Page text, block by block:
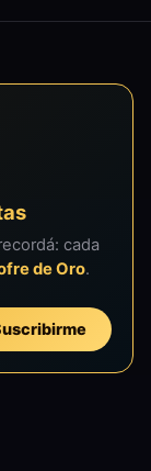
cada
de Oro.